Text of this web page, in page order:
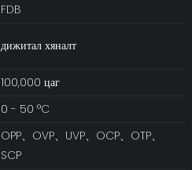
FDB
дижитал хяналт
100,000 цаг
0 - 50 °C
OPP、OVP、UVP、OCP、OTP、
SCP